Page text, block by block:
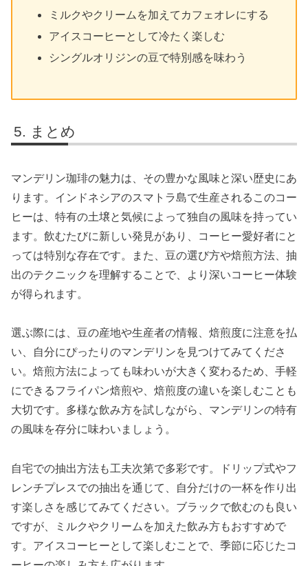
ミルクやクリームを加えてカフェオレにする
アイスコーヒーとして冷たく楽しむ
シングルオリジンの豆で特別感を味わう
まとめ
マンデリン珈琲の魅力は、その豊かな風味と深い歴史にあ
ります。インドネシアのスマトラ島で生産されるこのコー
ヒーは、特有の土壌と気候によって独自の風味を持ってい
ます。飲むたびに新しい発見があり、コーヒー愛好者にと
っては特別な存在です。また、豆の選び方や焙煎方法、抽
出のテクニックを理解することで、より深いコーヒー体験
が得られます。
選ぶ際には、豆の産地や生産者の情報、焙煎度に注意を払
い、自分にぴったりのマンデリンを見つけてみてくださ
い。焙煎方法によっても味わいが大きく変わるため、手軽
にできるフライパン焙煎や、焙煎度の違いを楽しむことも
大切です。多様な飲み方を試しながら、マンデリンの特有
の風味を存分に味わいましょう。
自宅での抽出方法も工夫次第で多彩です。ドリップ式やフ
レンチプレスでの抽出を通じて、自分だけの一杯を作り出
す楽しさを感じてみてください。ブラックで飲むのも良い
ですが、ミルクやクリームを加えた飲み方もおすすめで
す。アイスコーヒーとして楽しむことで、季節に応じたコ